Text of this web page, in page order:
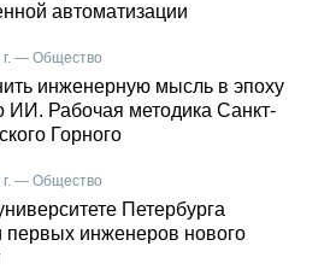
автоматизации
— Общество
инженерную мысль в эпоху
ИИ. Рабочая методика Санкт-
Горного
— Общество
Петербурга
первых инженеров нового